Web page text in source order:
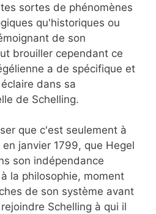
sortes de phénomènes
qu'historiques ou
de son
brouiller cependant ce
a de spécifique et
dans sa
de Schelling.
que c'est seulement à
janvier 1799, que Hegel
son indépendance
la philosophie, moment
de son système avant
Schelling à qui il